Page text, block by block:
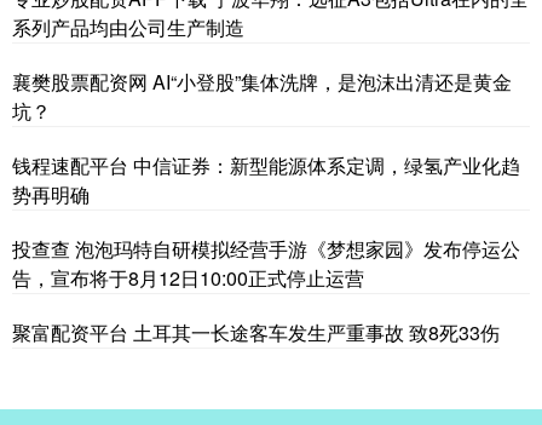
系列产品均由公司生产制造
襄樊股票配资网 AI“小登股”集体洗牌，是泡沫出清还是黄金
坑？
钱程速配平台 中信证券：新型能源体系定调，绿氢产业化趋
势再明确
投查查 泡泡玛特自研模拟经营手游《梦想家园》发布停运公
告，宣布将于8月12日10:00正式停止运营
聚富配资平台 土耳其一长途客车发生严重事故 致8死33伤